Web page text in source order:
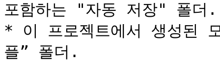
포함하는 "자동 저장" 폴더.
* 이 프로젝트에서 생성된
플” 폴더.